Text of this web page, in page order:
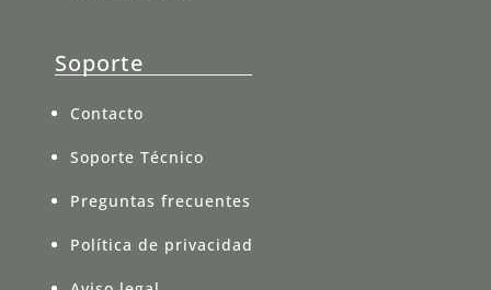
Soporte
Contacto
Soporte Técnico
Preguntas frecuentes
Política de privacidad